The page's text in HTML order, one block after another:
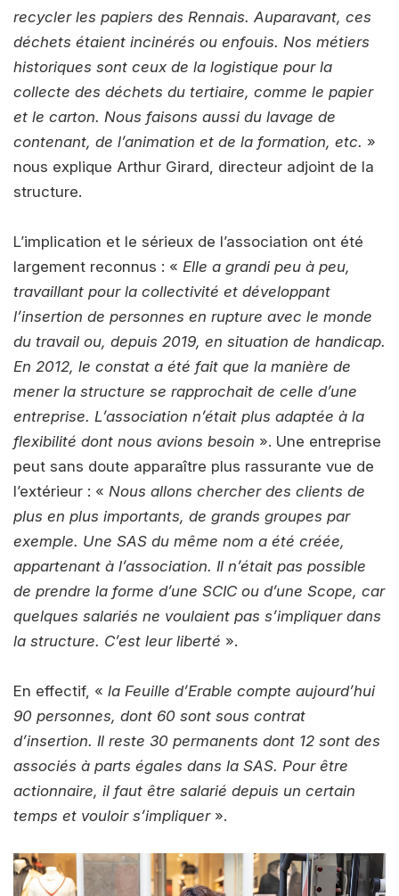
recycler les papiers des Rennais. Auparavant, ces
déchets étaient incinérés ou enfouis. Nos métiers
historiques sont ceux de la logistique pour la
collecte des déchets du tertiaire, comme le papier
et le carton. Nous faisons aussi du lavage de
contenant, de l’animation et de la formation, etc. »
nous explique Arthur Girard, directeur adjoint de la
structure.
L’implication et le sérieux de l’association ont été
largement reconnus : « Elle a grandi peu à peu,
travaillant pour la collectivité et développant
l’insertion de personnes en rupture avec le monde
du travail ou, depuis 2019, en situation de handicap.
En 2012, le constat a été fait que la manière de
mener la structure se rapprochait de celle d’une
entreprise. L’association n’était plus adaptée à la
flexibilité dont nous avions besoin ». Une entreprise
peut sans doute apparaître plus rassurante vue de
l’extérieur : « Nous allons chercher des clients de
plus en plus importants, de grands groupes par
exemple. Une SAS du même nom a été créée,
appartenant à l’association. Il n’était pas possible
de prendre la forme d’une SCIC ou d’une Scope, car
quelques salariés ne voulaient pas s’impliquer dans
la structure. C’est leur liberté ».
En effectif, « la Feuille d’Erable compte aujourd’hui
90 personnes, dont 60 sont sous contrat
d’insertion. Il reste 30 permanents dont 12 sont des
associés à parts égales dans la SAS. Pour être
actionnaire, il faut être salarié depuis un certain
temps et vouloir s’impliquer».